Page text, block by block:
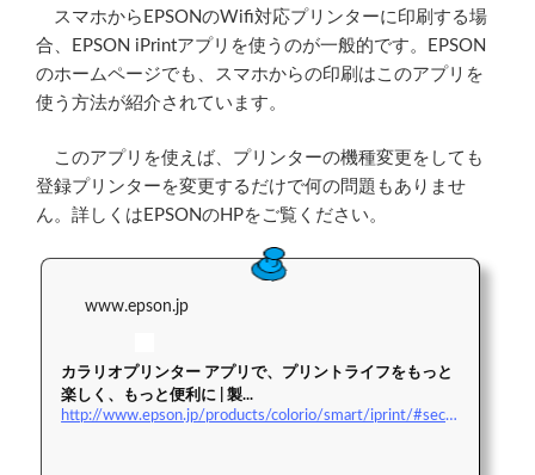
スマホからEPSONのWifi対応プリンターに印刷する場
合、EPSON iPrintアプリを使うのが一般的です。EPSON
のホームページでも、スマホからの印刷はこのアプリを
使う方法が紹介されています。
このアプリを使えば、プリンターの機種変更をしても
登録プリンターを変更するだけで何の問題もありませ
ん。詳しくはEPSONのHPをご覧ください。
www.epson.jp
カラリオプリンター アプリで、プリントライフをもっと
楽しく、もっと便利に | 製...
http://www.epson.jp/products/colorio/smart/iprint/#sec_6